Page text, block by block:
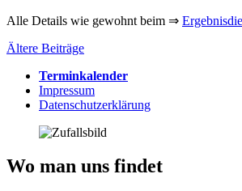
Alle Details wie gewohnt beim ⇒
Beitragsnavigation
Ältere Beiträge
Terminkalender
Impressum
Datenschutzerklärung
Wo man uns findet